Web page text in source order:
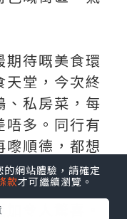
期待嘅美食環
天堂，今次終
、私房菜，每
多。同行有
嚟順德，都想
令人驚喜。
網站體驗，請確定
款才可繼續瀏覽。